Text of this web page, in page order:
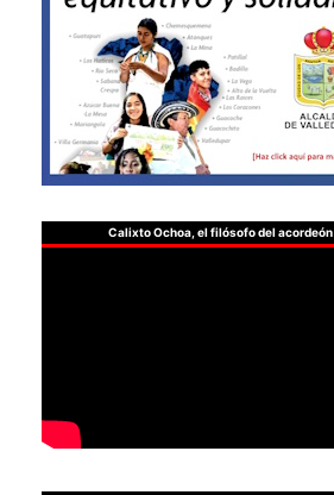
Calixto Ochoa, el filósofo del acordeón